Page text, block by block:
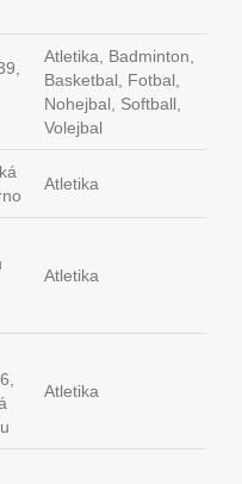
Atletika, Badminton,
Basketbal, Fotbal,
Nohejbal, Softball,
Volejbal
Atletika
Atletika
Atletika